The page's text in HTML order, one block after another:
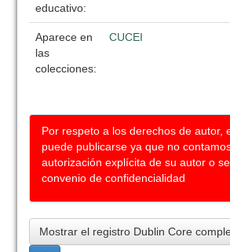
educativo:
Aparece en
las
colecciones:
CUCEI
Por respeto a los derechos de autor,
puede publicarse ya que no
autorización explícita de su autor o
convenio de confidencialidad
Mostrar el registro Dublin Core